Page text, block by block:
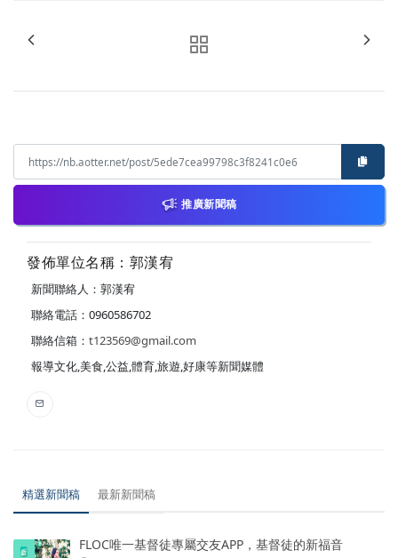
推廣新聞稿
發佈單位名稱：郭漢宥
新聞聯絡人：郭漢宥
聯絡電話：0960586702
聯絡信箱： t123569@gmail.com
報導文化,美食,公益,體育,旅遊,好康等新聞媒體
精選新聞稿 最新新聞稿
FLOC唯一基督徒專屬交友APP，基督徒的新福音